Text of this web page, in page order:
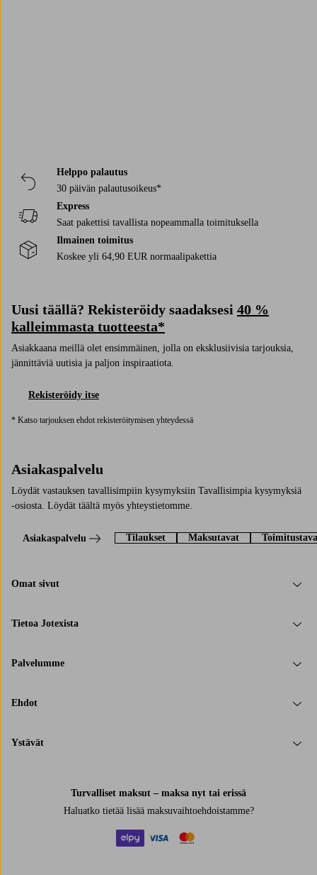
Helppo palautus
30 päivän palautusoikeus*
Express
Saat pakettisi tavallista nopeammalla toimituksella
Ilmainen toimitus
Koskee yli 64,90 EUR normaalipakettia
Uusi täällä? Rekisteröidy saadaksesi 40 %
kalleimmasta tuotteesta*
Asiakkaana meillä olet ensimmäinen, jolla on eksklusiivisia tarjouksia,
jännittäviä uutisia ja paljon inspiraatiota.
Rekisteröidy itse
* Katso tarjouksen ehdot rekisteröitymisen yhteydessä
Asiakaspalvelu
Löydät vastauksen tavallisimpiin kysymyksiin Tavallisimpia kysymyksiä
-osiosta. Löydät täältä myös yhteystietomme.
Asiakaspalvelu Tilaukset Maksutavat
Omat sivut
Tietoa Jotexista
Palvelumme
Ehdot
Ystävät
Turvalliset maksut – maksa nyt tai erissä
Haluatko tietää lisää maksuvaihtoehdoistamme?